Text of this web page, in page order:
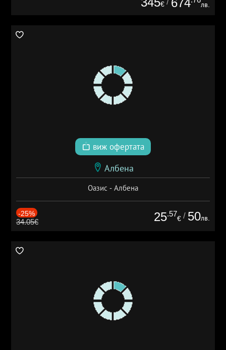
€ 674 лв.
виж офертата
Албена
Оазис - Албена
-25%
34.05€ 25.57
€ / 50лв.